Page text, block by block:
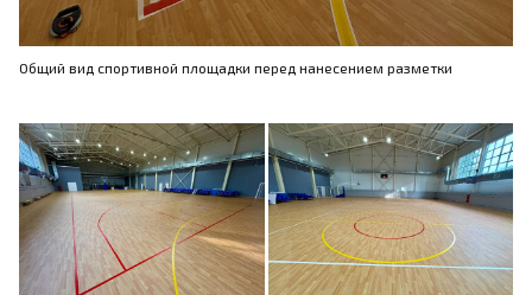
Общий вид спортивной площадки перед нанесением разметки